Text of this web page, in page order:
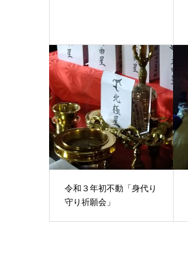
令和３年初不動「身代り
守り祈願会」